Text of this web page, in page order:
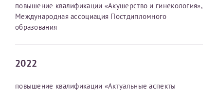
повышение квалификации «Акушерство и гинекология»,
Международная ассоциация Постдипломного
образования
2022
повышение квалификации «Актуальные аспекты
скан 2-3 страниц паспорта пациента и
налогоплательщика* (основной разворот с фотографией,